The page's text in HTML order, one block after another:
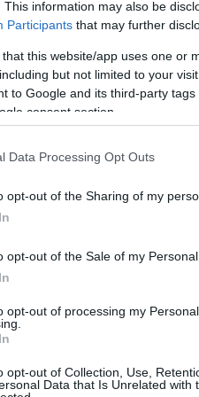
This information may also be
Participants that may further
that this website/app uses one or
but not limited to your
to Google and its third-party
consent section.
Data Processing Opt Outs
opt-out of the Sharing of my
opt-out of the Sale of my Personal
opt-out of processing my
opt-out of Collection, Use,
Data that Is Unrelated with
TOVÁBB
koncert beszámoló
és DM-kiürülés
nagymérvű projektbe.
felesleges
várhatók!